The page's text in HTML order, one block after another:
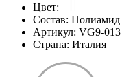
Цвет:
Состав: Полиамид
Артикул: VG9-013
Страна: Италия